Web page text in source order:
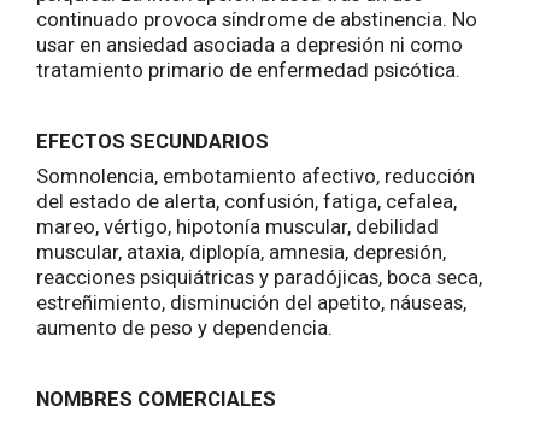
continuado provoca síndrome de abstinencia. No
usar en ansiedad asociada a depresión ni como
tratamiento primario de enfermedad psicótica.
EFECTOS SECUNDARIOS
Somnolencia, embotamiento afectivo, reducción
del estado de alerta, confusión, fatiga, cefalea,
mareo, vértigo, hipotonía muscular, debilidad
muscular, ataxia, diplopía, amnesia, depresión,
reacciones psiquiátricas y paradójicas, boca seca,
estreñimiento, disminución del apetito, náuseas,
aumento de peso y dependencia.
NOMBRES COMERCIALES